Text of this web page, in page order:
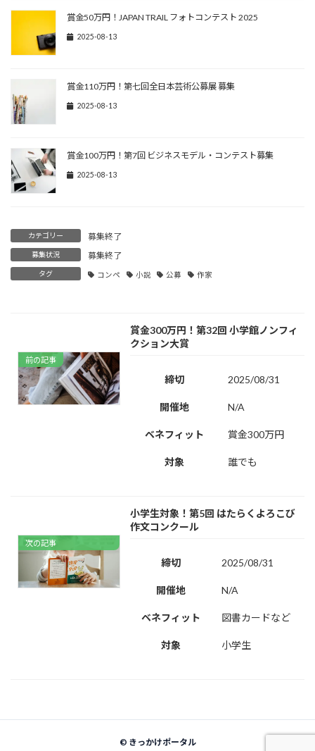
賞金50万円！JAPAN TRAIL フォトコンテスト 2025
2025-08-13
賞金110万円！第七回全日本芸術公募展 募集
2025-08-13
賞金100万円！第7回 ビジネスモデル・コンテスト募集
2025-08-13
カテゴリー 募集終了
募集状況 募集終了
タグ コンペ 小説 公募 作家
前の記事
賞金300万円！第32回 小学館ノンフィ
クション大賞
締切 2025/08/31
開催地 N/A
ベネフィット 賞金300万円
対象 誰でも
次の記事
小学生対象！第5回 はたらくよろこび
作文コンクール
締切 2025/08/31
開催地 N/A
ベネフィット 図書カードなど
対象 小学生
© きっかけポータル